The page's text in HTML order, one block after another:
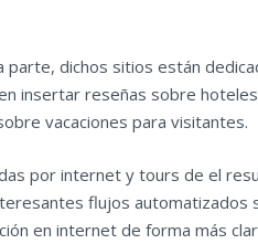
dichos sitios están
insertar reseñas sobre
vacaciones para visitantes.
por internet y tours de el
flujos automatizados
en internet de forma más